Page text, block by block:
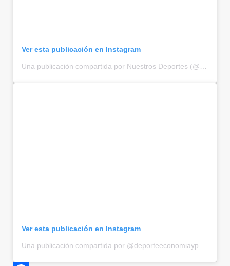
Ver esta publicación en Instagram
Ver esta publicación en Instagram
Una publicación compartida por @deporteeconomiaypolitica